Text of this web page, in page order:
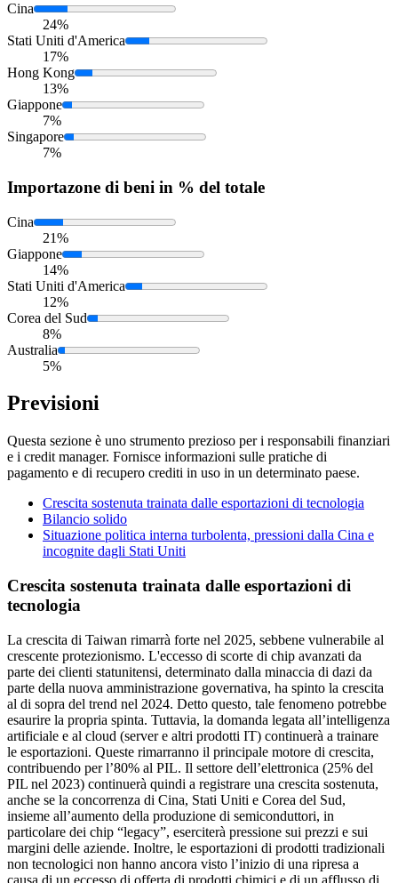
Cina
24%
Stati Uniti d'America
17%
Hong Kong
13%
Giappone
7%
Singapore
7%
Importazone di beni in % del totale
Cina
21%
Giappone
14%
Stati Uniti d'America
12%
Corea del Sud
8%
Australia
5%
Previsioni
Questa sezione è uno strumento prezioso per i responsabili finanziari
e i credit manager. Fornisce informazioni sulle pratiche di
pagamento e di recupero crediti in uso in un determinato paese.
Crescita sostenuta trainata dalle esportazioni di tecnologia
Bilancio solido
Situazione politica interna turbolenta, pressioni dalla Cina e
incognite dagli Stati Uniti
Crescita sostenuta trainata dalle esportazioni di
tecnologia
La crescita di Taiwan rimarrà forte nel 2025, sebbene vulnerabile al
crescente protezionismo. L'eccesso di scorte di chip avanzati da
parte dei clienti statunitensi, determinato dalla minaccia di dazi da
parte della nuova amministrazione governativa, ha spinto la crescita
al di sopra del trend nel 2024. Detto questo, tale fenomeno potrebbe
esaurire la propria spinta. Tuttavia, la domanda legata all’intelligenza
artificiale e al cloud (server e altri prodotti IT) continuerà a trainare
le esportazioni. Queste rimarranno il principale motore di crescita,
contribuendo per l’80% al PIL. Il settore dell’elettronica (25% del
PIL nel 2023) continuerà quindi a registrare una crescita sostenuta,
anche se la concorrenza di Cina, Stati Uniti e Corea del Sud,
insieme all’aumento della produzione di semiconduttori, in
particolare dei chip “legacy”, eserciterà pressione sui prezzi e sui
margini delle aziende. Inoltre, le esportazioni di prodotti tradizionali
non tecnologici non hanno ancora visto l’inizio di una ripresa a
causa di un eccesso di offerta di prodotti chimici e di un afflusso di